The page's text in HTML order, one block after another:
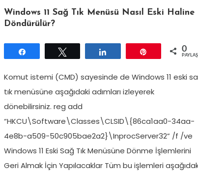
Windows 11 Sağ Tık Menüsü Nasıl Eski Haline
Döndürülür?
0
Komut istemi (CMD) sayesinde de Windows 11 eski
tık menüsüne aşağıdaki adımları izleyerek
dönebilirsiniz. reg add
“HKCU\Software\Classes\CLSID\{86ca1aa0-34aa-
4e8b-a509-50c905bae2a2}\InprocServer32” /f /ve
Windows 11 Eski Sağ Tık Menüsüne Dönme İşlemlerini
Geri Almak İçin Yapılacaklar Tüm bu işlemleri